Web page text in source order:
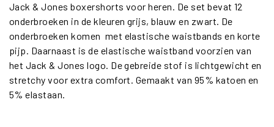
Jack & Jones boxershorts voor heren. De set bevat 12
onderbroeken in de kleuren grijs, blauw en zwart. De
onderbroeken komen met elastische waistbands en korte
pijp. Daarnaast is de elastische waistband voorzien van
het Jack & Jones logo. De gebreide stof is lichtgewicht en
stretchy voor extra comfort. Gemaakt van 95% katoen en
5% elastaan.